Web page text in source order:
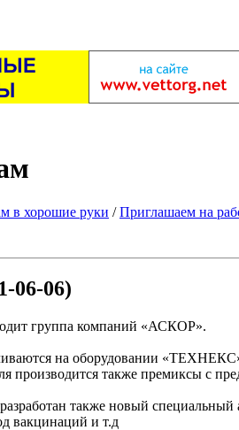
в хорошие руки /Приглашаем на
06-06)
группа компаний «АСКОР».
на оборудовании
также премиксы с
также новый специальный
вакцинаций и т.д